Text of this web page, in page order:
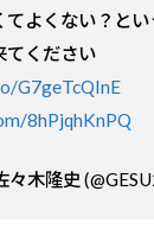
てよくない？と
てください
G7geTcQInE
8hPjqhKnPQ
々木隆史